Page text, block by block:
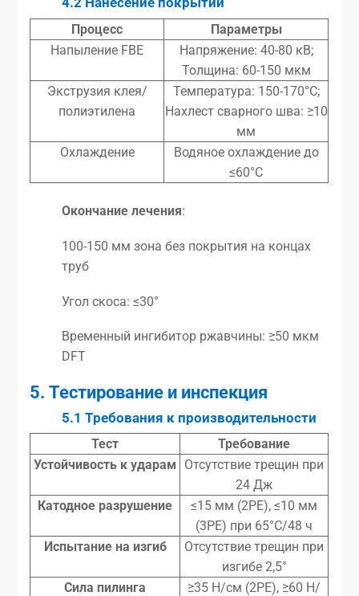
Процесс
Параметры
Напыление FBE
Напряжение: 40-80 кВ;
Толщина: 60-150 мкм
Экструзия клея/
полиэтилена
Температура: 150-170°C;
Нахлест сварного шва: ≥10
мм
Охлаждение
Водяное охлаждение до
≤60°C
Окончание лечения:
100-150 мм зона без покрытия на концах
труб
Угол скоса: ≤30°
Временный ингибитор ржавчины: ≥50 мкм
DFT
5. Тестирование и инспекция
5.1 Требования к производительности
Тест
Требование
Устойчивость к ударам
Отсутствие трещин при
24 Дж
Катодное разрушение
≤15 мм (2PE), ≤10 мм
(3PE) при 65°C/48 ч
Испытание на изгиб
Отсутствие трещин при
изгибе 2,5°
Сила пилинга
≥35 Н/см (2PE), ≥60 Н/